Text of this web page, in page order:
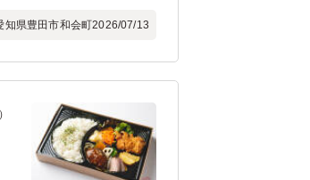
知県豊田市和会町2026/07/13